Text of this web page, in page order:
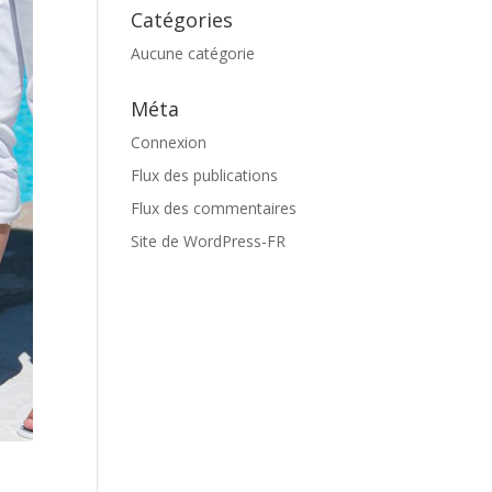
Catégories
Aucune catégorie
Méta
Connexion
Flux des publications
Flux des commentaires
Site de WordPress-FR